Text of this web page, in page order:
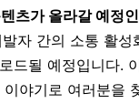
츠가 올라갈 예정
발자 간의 소통 활
드될 예정입니다.
야기로 여러분을